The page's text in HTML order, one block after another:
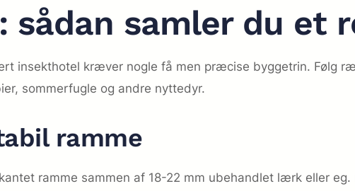
sådan samler du et
insekthotel kræver nogle få men præcise byggetrin. Følg
sommerfugle og andre nyttedyr.
ramme
ramme sammen af 18-22 mm ubehandlet lærk eller eg.